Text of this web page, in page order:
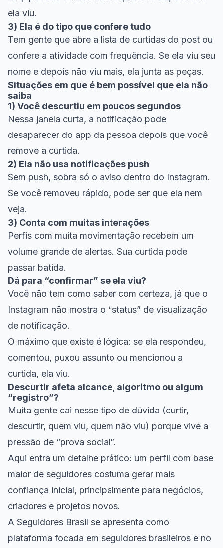
ela viu.
3) Ela é do tipo que confere tudo
Tem gente que abre a lista de curtidas do post ou
confere a atividade com frequência. Se ela viu seu
nome e depois não viu mais, ela junta as peças.
Situações em que é bem possível que ela não
saiba
1) Você descurtiu em poucos segundos
Nessa janela curta, a notificação pode
desaparecer do app da pessoa depois que você
remove a curtida.
2) Ela não usa notificações push
Sem push, sobra só o aviso dentro do Instagram.
Se você removeu rápido, pode ser que ela nem
veja.
3) Conta com muitas interações
Perfis com muita movimentação recebem um
volume grande de alertas. Sua curtida pode
passar batida.
Dá para “confirmar” se ela viu?
Você não tem como saber com certeza, já que o
Instagram não mostra o “status” de visualização
de notificação.
O máximo que existe é lógica: se ela respondeu,
comentou, puxou assunto ou mencionou a
curtida, ela viu.
Descurtir afeta alcance, algoritmo ou algum
“registro”?
Muita gente cai nesse tipo de dúvida (curtir,
descurtir, quem viu, quem não viu) porque vive a
pressão de “prova social”.
Aqui entra um detalhe prático: um perfil com base
maior de seguidores costuma gerar mais
confiança inicial, principalmente para negócios,
criadores e projetos novos.
A Seguidores Brasil se apresenta como
plataforma focada em seguidores brasileiros e no